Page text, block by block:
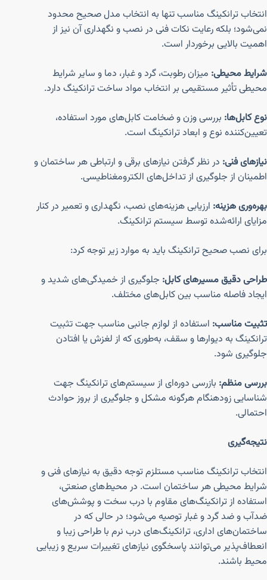
انتخاب ترانکینگ مناسب تنها به انتخاب مدل صحیح محدود
نمی‌شود؛ بلکه رعایت نکات فنی در نصب و نگهداری آن نیز از
اهمیت بالایی برخوردار است.
شرایط محیطی: میزان رطوبت، گرد و غبار، دما و سایر شرایط
محیطی تأثیر مستقیمی بر انتخاب مواد ساخت ترانکینگ دارد.
نوع کابل‌ها: بررسی وزن و ضخامت کابل‌های مورد استفاده،
تعیین‌کننده نوع و ابعاد ترانکینگ است.
نیازهای فنی: در نظر گرفتن نیازهای برقی و ارتباطی هر ساختمان و
اطمینان از جلوگیری از تداخل‌های الکترومغناطیسی.
بهره‌وری هزینه: ارزیابی هزینه‌های نصب، نگهداری و تعمیر در کنار
مزایای ارائه‌شده توسط سیستم ترانکینگ.
برای نصب صحیح ترانکینگ باید به موارد زیر توجه کرد:
طراحی دقیق مسیرهای کابل: جلوگیری از خمیدگی‌های شدید و
ایجاد فاصله مناسب بین کابل‌های مختلف.
تثبیت مناسب: استفاده از لوازم جانبی مناسب جهت تثبیت
ترانکینگ به دیوارها و سقف، به‌طوری که از لغزش یا افتادن
جلوگیری شود.
بررسی منظم: بازرسی دوره‌ای از سیستم‌های ترانکینگ جهت
شناسایی زودهنگام هرگونه مشکل و جلوگیری از بروز حوادث
احتمالی.
نتیجه‌گیری
انتخاب ترانکینگ مناسب مستلزم توجه دقیق به نیازهای فنی و
شرایط محیطی هر ساختمان است. در محیط‌های صنعتی،
استفاده از ترانکینگ‌های مقاوم با درب سخت و پوشش‌های
ضدآب و ضد گرد و غبار توصیه می‌شود؛ در حالی که در
ساختمان‌های اداری، ترانکینگ‌های درب نرم با طراحی زیبا و
انعطاف‌پذیر می‌توانند پاسخگوی نیازهای تغییرات سریع و زیبایی
محیط باشند.